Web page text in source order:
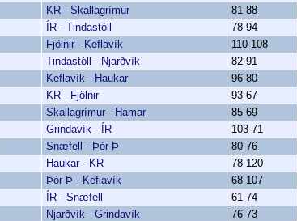
KR - Skallagrímur
81-88
ÍR - Tindastóll
78-94
Fjölnir - Keflavík
110-108
Tindastóll - Njarðvík
82-91
Keflavík - Haukar
96-80
KR - Fjölnir
93-67
Skallagrímur - Hamar
85-69
Grindavík - ÍR
103-71
Snæfell - Þór Þ
80-76
Haukar - KR
78-120
Þór Þ - Keflavík
68-107
ÍR - Snæfell
61-74
Njarðvík - Grindavík
76-73